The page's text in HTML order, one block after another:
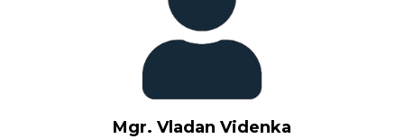
Mgr. Vladan Videnka